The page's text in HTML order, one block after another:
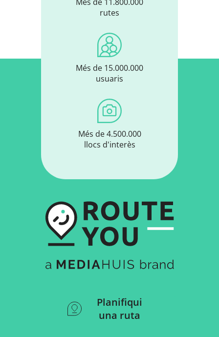
rutes
Més de 15.000.000
usuaris
Més de 4.500.000
llocs d'interès
Planifiqui
una ruta